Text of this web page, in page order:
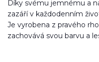
Díky svému jemnému a
zazáří v každodenním
Je vyrobena z pravého
zachovává svou barvu a